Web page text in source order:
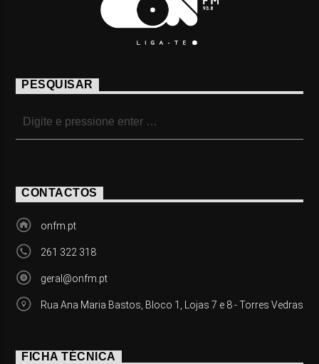
PESQUISAR
CONTACTOS
onfm.pt
261 322 318
geral@onfm.pt
Rua Ana Maria Bastos, Bloco 1, Lojas 7 e 8 - Torres Vedras
FICHA TÉCNICA